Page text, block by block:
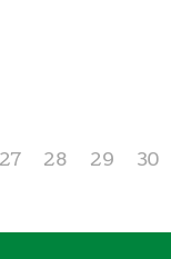
27 28 29 30